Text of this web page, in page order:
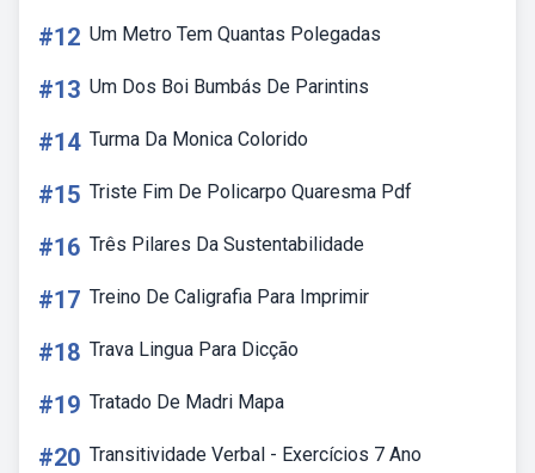
#12 Um Metro Tem Quantas Polegadas
#13 Um Dos Boi Bumbás De Parintins
#14 Turma Da Monica Colorido
#15 Triste Fim De Policarpo Quaresma Pdf
#16 Três Pilares Da Sustentabilidade
#17 Treino De Caligrafia Para Imprimir
#18 Trava Lingua Para Dicção
#19 Tratado De Madri Mapa
#20 Transitividade Verbal - Exercícios 7 Ano